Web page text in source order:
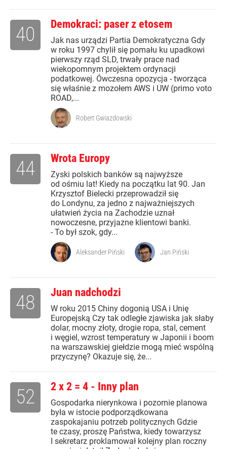
Demokraci: paser z etosem
Jak nas urządzi Partia Demokratyczna Gdy
w roku 1997 chylił się pomału ku upadkowi
pierwszy rząd SLD, trwały prace nad
wiekopomnym projektem ordynacji
podatkowej. Ówczesna opozycja - tworząca
się właśnie z mozołem AWS i UW (primo voto
ROAD,...
40
Robert Gwiazdowski
Wrota Europy
Zyski polskich banków są najwyższe
od ośmiu lat! Kiedy na początku lat 90. Jan
Krzysztof Bielecki przeprowadził się
do Londynu, za jedno z najważniejszych
ułatwień życia na Zachodzie uznał
nowoczesne, przyjazne klientowi banki.
- To był szok, gdy...
44
Aleksander Piński Jan Piński
Juan nadchodzi
W roku 2015 Chiny dogonią USA i Unię
Europejską Czy tak odległe zjawiska jak słaby
dolar, mocny złoty, drogie ropa, stal, cement
i węgiel, wzrost temperatury w Japonii i boom
na warszawskiej giełdzie mogą mieć wspólną
przyczynę? Okazuje się, że...
48
2 x 2 = 4 - Inny plan
Gospodarka nierynkowa i pozornie planowa
była w istocie podporządkowana
zaspokajaniu potrzeb politycznych Gdzie
te czasy, proszę Państwa, kiedy towarzysz
I sekretarz proklamował kolejny plan roczny
52